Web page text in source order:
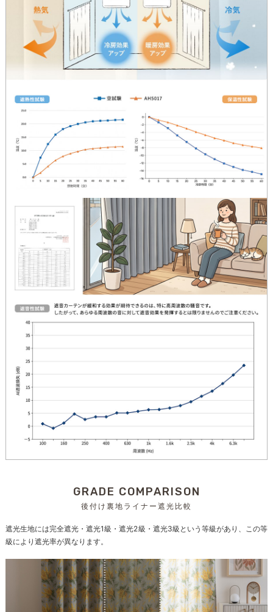
GRADE COMPARISON
後付け裏地ライナー遮光比較
遮光生地には完全遮光・遮光1級・遮光2級・遮光3級という等級があり、この等
級により遮光率が異なります。